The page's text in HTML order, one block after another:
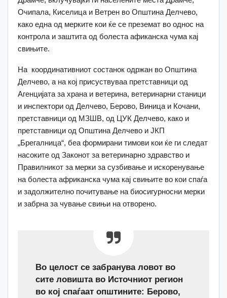
Очипала, Киселица и Ветрен во Општина Делчево,
како една од мерките кои ќе се преземат во однос на
контрола и заштита од болеста афиканска чума кај
свињите.
На координативниот состанок одржан во Општина
Делчево, а на кој присуствуваа претставници од
Агенцијата за храна и ветерина, ветеринарни станици
и инспектори од Делчево, Берово, Виница и Кочани,
претставници од МЗШВ, од ЦУК Делчево, како и
претставници од Општина Делчево и ЈКП
„Брегалница“, беа формирани тимови кои ќе ги следат
насоките од Законот за ветеринарно здравство и
Правилникот за мерки за сузбивање и искоренување
на болеста африканска чума кај свињите во кои спаѓа
и задолжително почитување на биосигурносни мерки
и забрна за чување свињи на отворено.
Во целост се забранува ловот во
сите ловишта во Источниот регион
во кој спаѓаат општините: Берово,